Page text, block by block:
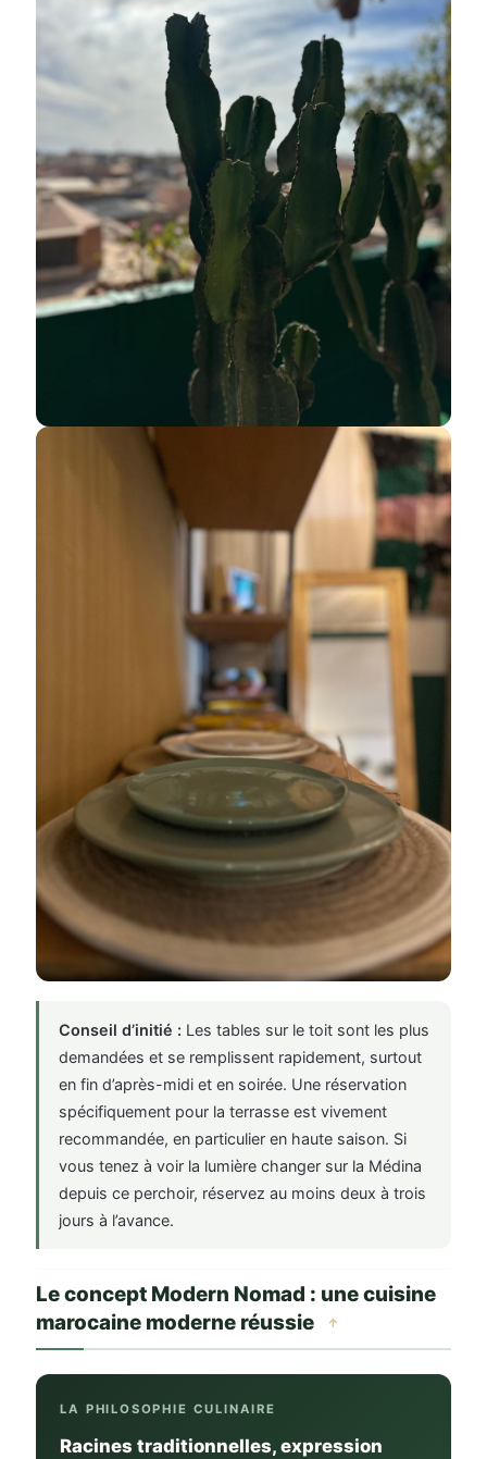
Conseil d’initié : Les tables sur le toit sont les plus
demandées et se remplissent rapidement, surtout
en fin d’après-midi et en soirée. Une réservation
spécifiquement pour la terrasse est vivement
recommandée, en particulier en haute saison. Si
vous tenez à voir la lumière changer sur la Médina
depuis ce perchoir, réservez au moins deux à trois
jours à l’avance.
Le concept Modern Nomad : une cuisine
marocaine moderne réussie
↑
LA PHILOSOPHIE CULINAIRE
Racines traditionnelles, expression